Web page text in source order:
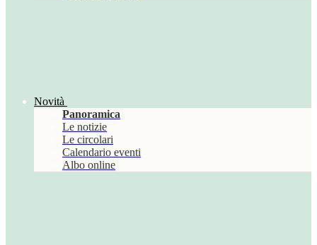
Novità
Panoramica
Le notizie
Le circolari
Calendario eventi
Albo online